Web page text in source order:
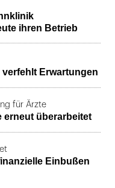
ihren Betrieb
Erwartungen
für Ärzte
erneut überarbeitet
Einbußen